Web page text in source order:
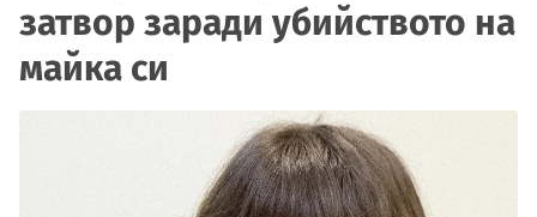
затвор заради убийството на
майка си